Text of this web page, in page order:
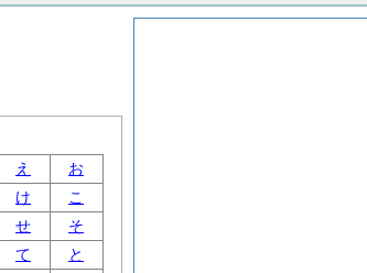
え
お
け
こ
せ
そ
て
と